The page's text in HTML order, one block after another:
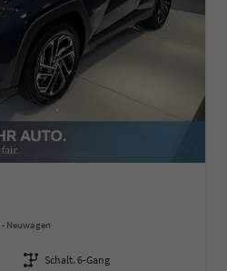
Neuwagen
Getriebe Schalt. 6-Gang